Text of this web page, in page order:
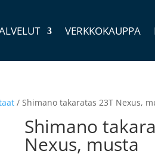
VERKKOKAUPPA
/ Shimano takaratas 23T Nexus,
Shimano
Nexus, musta